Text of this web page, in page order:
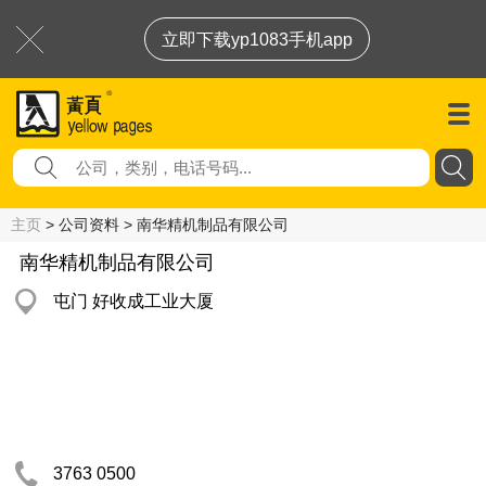
立即下载yp1083手机app
主页 > 公司资料 > 南华精机制品有限公司
南华精机制品有限公司
屯门 好收成工业大厦
3763 0500